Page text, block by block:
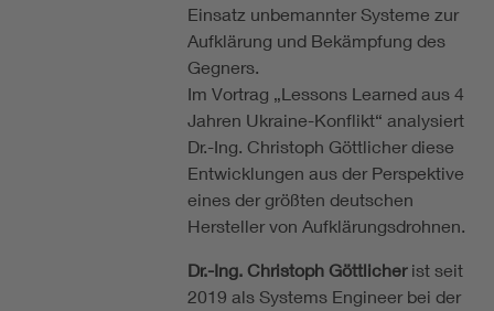
Einsatz unbemannter Systeme zur
Aufklärung und Bekämpfung des
Gegners.
Im Vortrag „Lessons Learned aus 4
Jahren Ukraine-Konflikt“ analysiert
Dr.-Ing. Christoph Göttlicher diese
Entwicklungen aus der Perspektive
eines der größten deutschen
Hersteller von Aufklärungsdrohnen.
Dr.-Ing. Christoph Göttlicherist seit
2019 als Systems Engineer bei der